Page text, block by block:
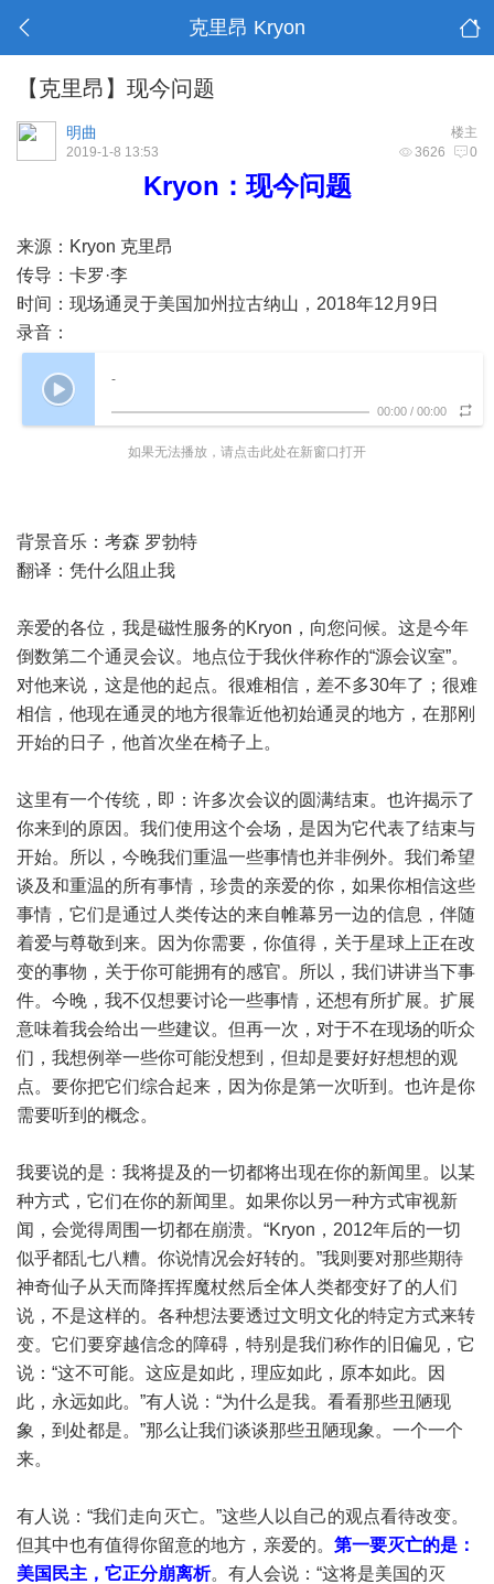
克里昂 Kryon
【克里昂】现今问题
楼主
明曲
3626 0
2019-1-8 13:53
Kryon：现今问题
来源：Kryon 克里昂
传导：卡罗·李
时间：现场通灵于美国加州拉古纳山，2018年12月9日
录音：
-
00:00 / 00:00
如果无法播放，请点击此处在新窗口打开
背景音乐：考森 罗勃特
翻译：凭什么阻止我
亲爱的各位，我是磁性服务的Kryon，向您问候。这是今年
倒数第二个通灵会议。地点位于我伙伴称作的“源会议室”。
对他来说，这是他的起点。很难相信，差不多30年了；很难
相信，他现在通灵的地方很靠近他初始通灵的地方，在那刚
开始的日子，他首次坐在椅子上。
这里有一个传统，即：许多次会议的圆满结束。也许揭示了
你来到的原因。我们使用这个会场，是因为它代表了结束与
开始。所以，今晚我们重温一些事情也并非例外。我们希望
谈及和重温的所有事情，珍贵的亲爱的你，如果你相信这些
事情，它们是通过人类传达的来自帷幕另一边的信息，伴随
着爱与尊敬到来。因为你需要，你值得，关于星球上正在改
变的事物，关于你可能拥有的感官。所以，我们讲讲当下事
件。今晚，我不仅想要讨论一些事情，还想有所扩展。扩展
意味着我会给出一些建议。但再一次，对于不在现场的听众
们，我想例举一些你可能没想到，但却是要好好想想的观
点。要你把它们综合起来，因为你是第一次听到。也许是你
需要听到的概念。
我要说的是：我将提及的一切都将出现在你的新闻里。以某
种方式，它们在你的新闻里。如果你以另一种方式审视新
闻，会觉得周围一切都在崩溃。“Kryon，2012年后的一切
似乎都乱七八糟。你说情况会好转的。”我则要对那些期待
神奇仙子从天而降挥挥魔杖然后全体人类都变好了的人们
说，不是这样的。各种想法要透过文明文化的特定方式来转
变。它们要穿越信念的障碍，特别是我们称作的旧偏见，它
说：“这不可能。这应是如此，理应如此，原本如此。因
此，永远如此。”有人说：“为什么是我。看看那些丑陋现
象，到处都是。”那么让我们谈谈那些丑陋现象。一个一个
来。
有人说：“我们走向灭亡。”这些人以自己的观点看待改变。
但其中也有值得你留意的地方，亲爱的。 第一要灭亡的是：
美国民主，它正分崩离析。有人会说：“这将是美国的灭